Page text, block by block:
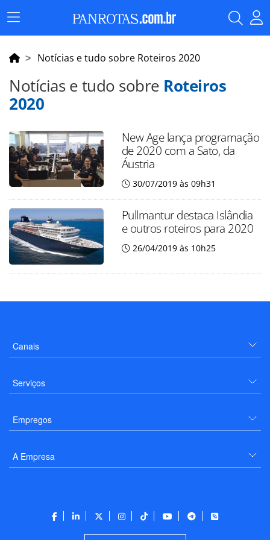
Menu
Principal
Notícias e tudo sobre Roteiros 2020
Notícias e tudo sobre Roteiros
2020
New Age lança programação
de 2020 com a Sato, da
Áustria
30/07/2019 às 09h31
Pullmantur destaca Islândia
e outros roteiros para 2020
26/04/2019 às 10h25
Canais
Serviços
Empregos
A Empresa